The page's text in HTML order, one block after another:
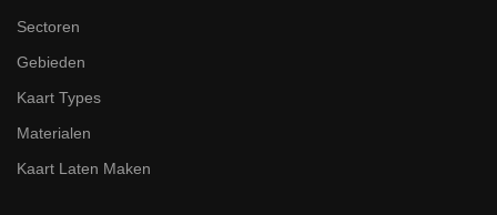
Sectoren
Gebieden
Kaart Types
Materialen
Kaart Laten Maken